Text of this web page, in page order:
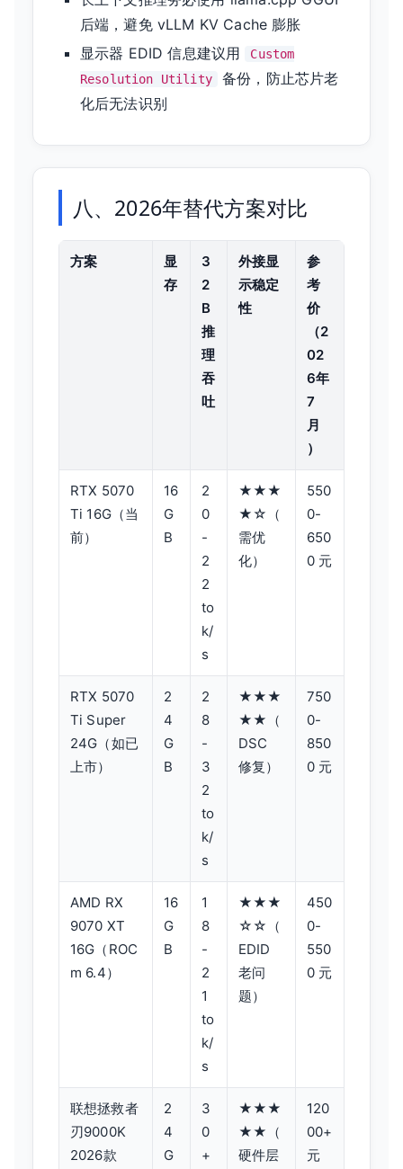
后端，避免 vLLM KV Cache 膨胀
显示器 EDID 信息建议用
Custom
Resolution Utility
备份，防止芯片老
化后无法识别
八、2026年替代方案对比
方案
显
存
3
2
B
推
理
吞
吐
外接显
示稳定
性
参
考
价
（2
02
6年
7
月
）
RTX 5070
Ti 16G（当
前）
16
G
B
2
0
-
2
2
to
k/
s
★★★
★☆（
需优
化）
550
0-
650
0 元
RTX 5070
Ti Super
24G（如已
上市）
2
4
G
B
2
8
-
3
2
to
k/
s
★★★
★★（
DSC
修复）
750
0-
850
0 元
AMD RX
9070 XT
16G（ROC
m 6.4）
16
G
B
1
8
-
2
1
to
k/
s
★★★
☆☆（
EDID
老问
题）
450
0-
550
0 元
联想拯救者
刃9000K
2026款
2
4
G
3
0
+
★★★
★★（
硬件层
120
00+
元